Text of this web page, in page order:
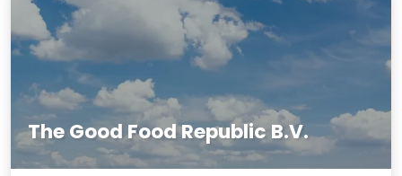
The Good Food Republic B.V.